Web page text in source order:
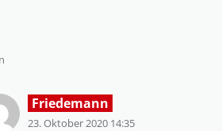
Friedemann
23. Oktober 2020 14:35